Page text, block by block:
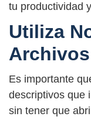
tu productividad
Utiliza
Es importante
descriptivos que
sin tener que